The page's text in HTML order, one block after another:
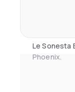
Tempe
Le Sonesta
Phoenix.